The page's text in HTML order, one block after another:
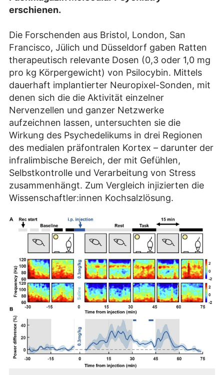
erschienen.
Die Forschenden aus Bristol, London, San
Francisco, Jülich und Düsseldorf gaben Ratten
therapeutisch relevante Dosen (0,3 oder 1,0 mg
pro kg Körpergewicht) von Psilocybin. Mittels
dauerhaft implantierter Neuropixel-Sonden, mit
denen sich die die Aktivität einzelner
Nervenzellen und ganzer Netzwerke
aufzeichnen lassen, untersuchten sie die
Wirkung des Psychedelikums in drei Regionen
des medialen präfontralen Kortex – darunter der
infralimbische Bereich, der mit Gefühlen,
Selbstkontrolle und Verarbeitung von Stress
zusammenhängt. Zum Vergleich injizierten die
Wissenschaftler:innen Kochsalzlösung.